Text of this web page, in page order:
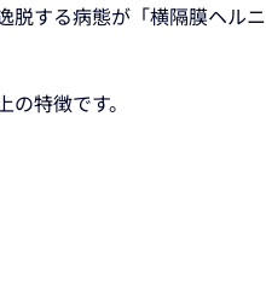
脱する病態が「横隔膜ヘルニ
特徴です。